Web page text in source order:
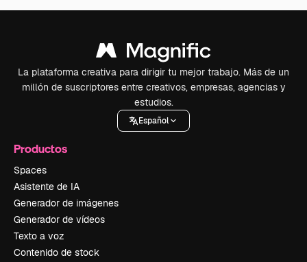
La plataforma creativa para dirigir tu mejor trabajo. Más de un
millón de suscriptores entre creativos, empresas, agencias y
estudios.
Español
Productos
Spaces
Asistente de IA
Generador de imágenes
Generador de vídeos
Texto a voz
Contenido de stock